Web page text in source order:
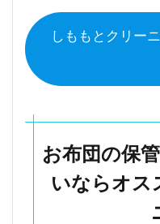
しももとクリー
お布団の保
いならオス